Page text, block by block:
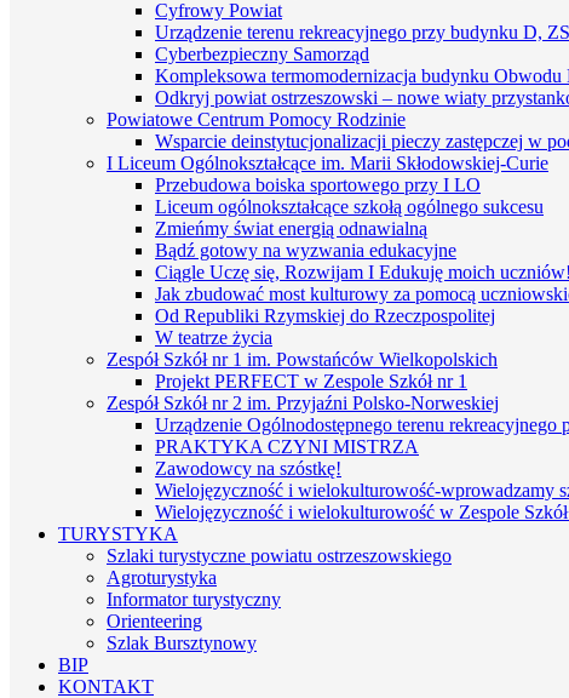
Cyfrowy Powiat
Urządzenie terenu rekreacyjnego przy budynku D,
Cyberbezpieczny Samorząd
Kompleksowa termomodernizacja budynku
Odkryj powiat ostrzeszowski – nowe wiaty
Powiatowe Centrum Pomocy Rodzinie
Wsparcie deinstytucjonalizacji pieczy zastępczej w
I Liceum Ogólnokształcące im. Marii Skłodowskiej-Curie
Przebudowa boiska sportowego przy I LO
Liceum ogólnokształcące szkołą ogólnego sukcesu
Zmieńmy świat energią odnawialną
Bądź gotowy na wyzwania edukacyjne
Ciągle Uczę się, Rozwijam I Edukuję moich uczniów!
Jak zbudować most kulturowy za pomocą
Od Republiki Rzymskiej do Rzeczpospolitej
W teatrze życia
Zespół Szkół nr 1 im. Powstańców Wielkopolskich
Projekt PERFECT w Zespole Szkół nr 1
Zespół Szkół nr 2 im. Przyjaźni Polsko-Norweskiej
Urządzenie Ogólnodostępnego terenu rekreacyjnego
PRAKTYKA CZYNI MISTRZA
Zawodowcy na szóstkę!
Wielojęzyczność i wielokulturowość-wprowadzamy
Wielojęzyczność i wielokulturowość w Zespole
TURYSTYKA
Szlaki turystyczne powiatu ostrzeszowskiego
Agroturystyka
Informator turystyczny
Orienteering
Szlak Bursztynowy
BIP
KONTAKT